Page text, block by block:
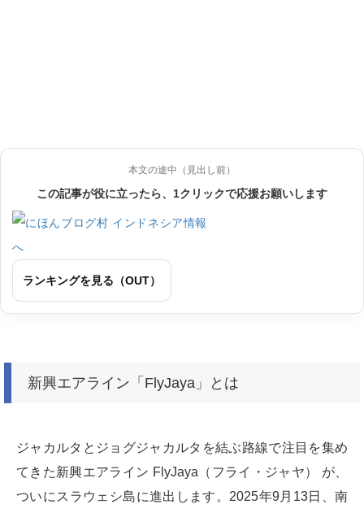
本文の途中（見出し前）
この記事が役に立ったら、1クリックで応援お願いします
ランキングを見る（OUT）
新興エアライン「FlyJaya」とは
ジャカルタとジョグジャカルタを結ぶ路線で注目を集め
てきた新興エアライン FlyJaya（フライ・ジャヤ） が、
ついにスラウェシ島に進出します。2025年9月13日、南